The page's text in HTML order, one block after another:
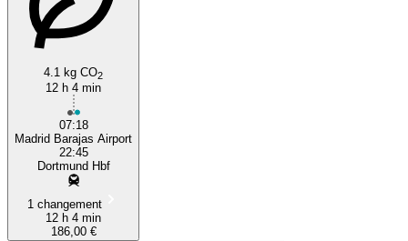
4.1 kg CO2
12 h 4 min
07:18
Madrid Barajas Airport
22:45
Dortmund Hbf
1 changement
12 h 4 min
186,00 €